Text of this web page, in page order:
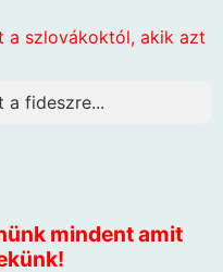
a szlovákoktól, akik azt
a fideszre...